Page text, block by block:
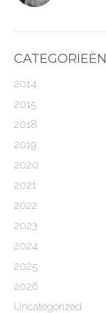
CATEGORIEËN
2014
2015
2018
2019
2020
2021
2022
2023
2024
2025
2026
Uncategorized